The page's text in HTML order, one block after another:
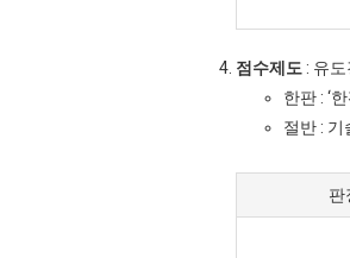
점수제도 : 유
한판 : ‘
절반 : 기
판